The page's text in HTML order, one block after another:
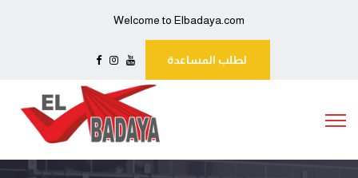
Welcome to Elbadaya.com
لطلب المساعدة